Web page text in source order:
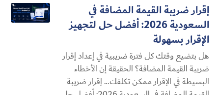
إقرار ضريبة القيمة المضافة في
السعودية 2026: أفضل حل لتجهيز
الإقرار بسهولة
هل بتضيع وقتك كل فترة ضريبية في إعداد إقرار
ضريبة القيمة المضافة؟ الحقيقة إن الأخطاء
البسيطة في الإقرار ممكن تكلفك... إقرار ضريبة